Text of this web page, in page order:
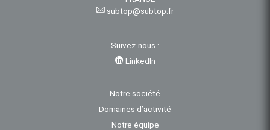
subtop@subtop.fr
Suivez-nous :
LinkedIn
Notre société
Domaines d’activité
Notre équipe